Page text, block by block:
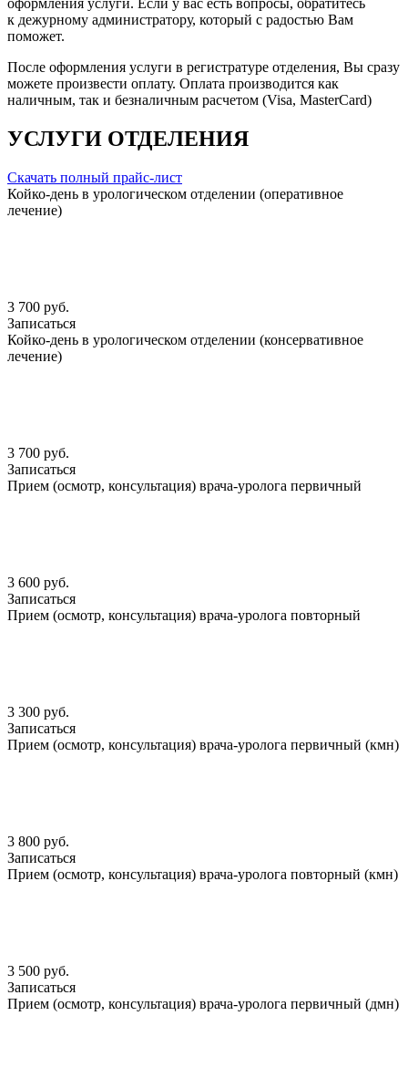
к дежурному администратору, который с радостью Вам
поможет.
После оформления услуги в регистратуре отделения, Вы сразу
можете произвести оплату. Оплата производится как
наличным, так и безналичным расчетом (Visa, MasterCard)
УСЛУГИ ОТДЕЛЕНИЯ
Скачать полный прайс-лист
Койко-день в урологическом отделении (оперативное
лечение)
3 700 руб.
Записаться
Койко-день в урологическом отделении (консервативное
лечение)
3 700 руб.
Записаться
Прием (осмотр, консультация) врача-уролога первичный
3 600 руб.
Записаться
Прием (осмотр, консультация) врача-уролога повторный
3 300 руб.
Записаться
Прием (осмотр, консультация) врача-уролога первичный (кмн)
3 800 руб.
Записаться
Прием (осмотр, консультация) врача-уролога повторный (кмн)
3 500 руб.
Записаться
Прием (осмотр, консультация) врача-уролога первичный (дмн)